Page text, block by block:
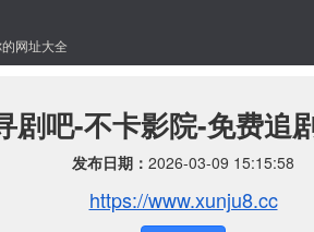
网址大全
剧吧-不卡影院-免费追
发布日期： 2026-03-09 15:15:58
https://www.xunju8.cc